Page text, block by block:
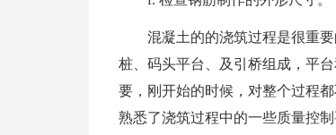
混凝土的的浇筑过程是很重
桩、码头平台、及引桥组成，平
要，刚开始的时候，对整个过程
熟悉了浇筑过程中的一些质量控